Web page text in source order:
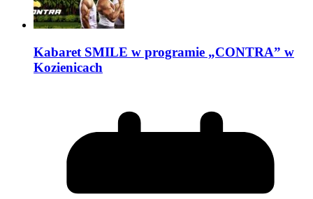
Kabaret SMILE w programie „CONTRA” w
Kozienicach